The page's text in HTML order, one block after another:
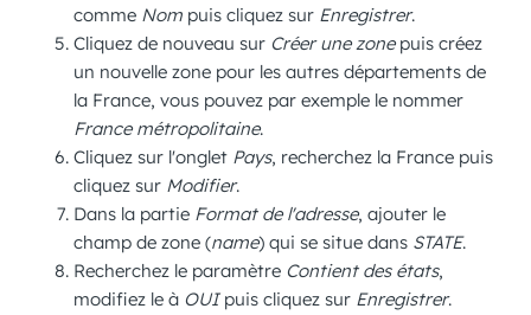
comme Nom puis cliquez sur Enregistrer.
Cliquez de nouveau sur Créer une zonepuis créez
un nouvelle zone pour les autres départements de
la France, vous pouvez par exemple le nommer
France métropolitaine.
Cliquez sur l'onglet Pays, recherchez la France puis
cliquez sur Modifier.
Dans la partie Format de l'adresse, ajouter le
champ de zone (name) qui se situe dans STATE.
Recherchez le paramètre Contient des états,
modifiez le à OUIpuis cliquez sur Enregistrer.